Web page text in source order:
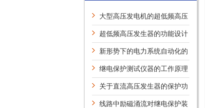
大型高压发电机的超低频高压
发生器有什么试验方法？
超低频高压发生器的功能设计
特性有哪些？
新形势下的电力系统自动化的
新技术及研究方向
继电保护测试仪器的工作原理
及特点是什么
关于直流高压发生器的保护功
能介绍
线路中励磁涌流对继电保护装